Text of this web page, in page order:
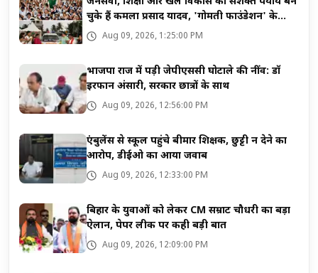
चुके हैं कमला प्रसाद यादव, 'गोमती फाउंडेशन' के
माध्यम से जनसेवा की अनूठी मिसाल
Aug 09, 2026, 1:25:00 PM
भाजपा राज में पड़ी जेपीएससी घोटाले की नींव: डॉ
इरफान अंसारी, सरकार छात्रों के साथ
Aug 09, 2026, 12:56:00 PM
एंबुलेंस से स्कूल पहुंचे बीमार शिक्षक, छुट्टी न देने का
आरोप, डीईओ का आया जवाब
Aug 09, 2026, 12:33:00 PM
बिहार के युवाओं को लेकर CM सम्राट चौधरी का बड़ा
ऐलान, पेपर लीक पर कही बड़ी बात
Aug 09, 2026, 12:09:00 PM